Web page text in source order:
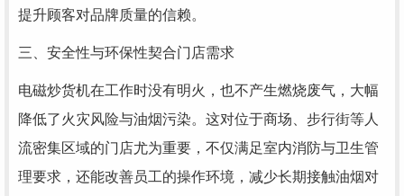
提升顾客对品牌质量的信赖。
三、安全性与环保性契合门店需求
电磁炒货机在工作时没有明火，也不产生燃烧废气，大幅
降低了火灾风险与油烟污染。这对位于商场、步行街等人
流密集区域的门店尤为重要，不仅满足室内消防与卫生管
理要求，还能改善员工的操作环境，减少长期接触油烟对